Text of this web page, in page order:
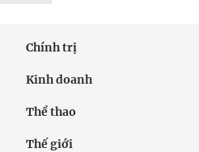
Chính trị
Kinh doanh
Thể thao
Thế giới